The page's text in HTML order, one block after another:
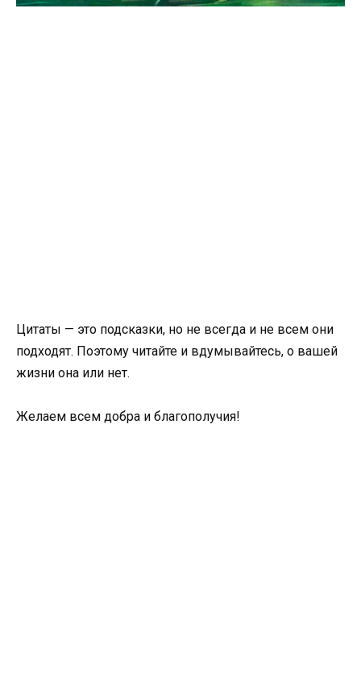
Цитаты — это подсказки, но не всегда и не всем они
подходят. Поэтому читайте и вдумывайтесь, о вашей
жизни она или нет.
Желаем всем добра и благополучия!